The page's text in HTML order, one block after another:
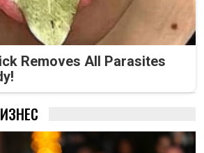
Removes All Parasites